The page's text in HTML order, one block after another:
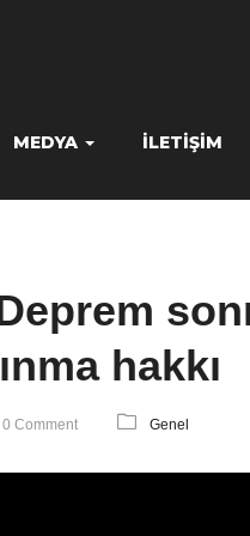
MEDYA İLETIŞIM
hakkı
0 Comment Genel